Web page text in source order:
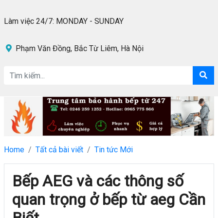
Làm việc 24/7: MONDAY - SUNDAY
Phạm Văn Đồng, Bắc Từ Liêm, Hà Nội
Home Tất cả bài viết Tin tức Mới
Bếp AEG và các thông số
quan trọng ở bếp từ aeg Cần